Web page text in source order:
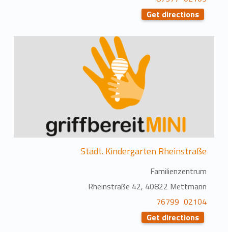
Get directions
Städt. Kindergarten Rheinstraße
Familienzentrum
Rheinstraße 42, 40822 Mettmann
02104 76799
Get directions